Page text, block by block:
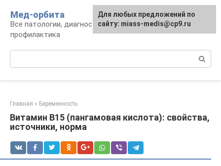
контенту
Мед-орбита
Все патологии, диагностика, лечение,
профилактика
Главная » Беременность
Витамин B15 (пангамовая кислота): свойства,
источники, норма
Для любых предложений по
сайту: miass-medis@cp9.ru